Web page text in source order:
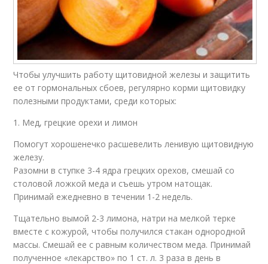
Чтобы улучшить работу щитовидной железы и защитить
ее от гормональных сбоев, регулярно корми щитовидку
полезными продуктами, среди которых:
1. Мед, грецкие орехи и лимон
Помогут хорошенечко расшевелить ленивую щитовидную
железу.
Разомни в ступке 3-4 ядра грецких орехов, смешай со
столовой ложкой меда и съешь утром натощак.
Принимай ежедневно в течении 1-2 недель.
Тщательно вымой 2-3 лимона, натри на мелкой терке
вместе с кожурой, чтобы получился стакан однородной
массы. Смешай ее с равным количеством меда. Принимай
полученное «лекарство» по 1 ст. л. 3 раза в день в